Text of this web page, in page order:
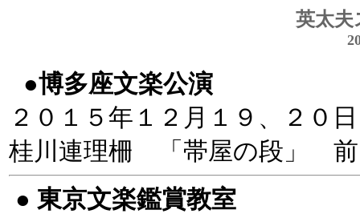
英太
●博多座文楽公演
２０１５年１２月１９、２
桂川連理柵 「帯屋の段」 前
● 東京文楽鑑賞教室